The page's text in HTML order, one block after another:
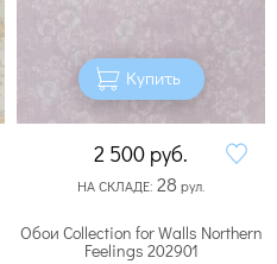
Купить
2 500 руб.
НА СКЛАДЕ: 28 рул.
Обои Collection for Walls Northern
Feelings 202901